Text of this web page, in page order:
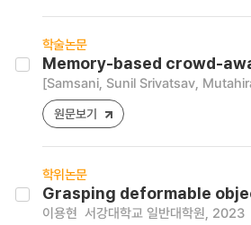
학술논문
Memory-based crowd-
[Samsani, Sunil Srivatsav,
원문보기
학위논문
Grasping deformable
이용현 서강대학교 일반대학원, 2023